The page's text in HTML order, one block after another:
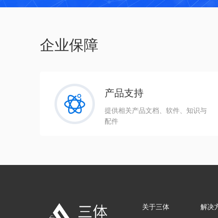
企业保障
产品支持
提供相关产品文档、软件、知识与
配件
关于三体
解决